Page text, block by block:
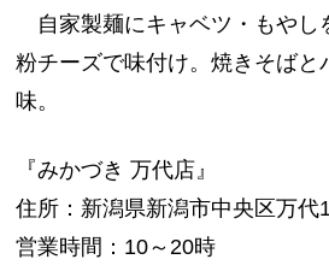
自家製麺にキャベツ・もやし
粉チーズで味付け。焼きそば
味。
『みかづき 万代店』
住所：新潟県新潟市中央区万代
営業時間：10～20時